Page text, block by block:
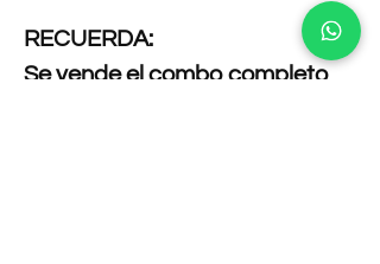
RECUERDA:
Se vende el combo completo